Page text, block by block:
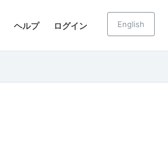
ヘルプ ログイン English